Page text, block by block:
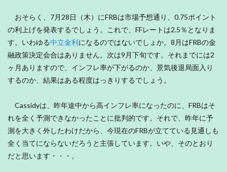
おそらく、7月28日（木）にFRBは市場予想通り、0.75ポイント
の利上げを発表するでしょう。これで、FFレートは2.5％となりま
す。いわゆる中立金利になるのではないでしょか。8月はFRBの金
融政策決定会合はありません。次は9月下旬です。それまでには2
ヶ月ありますので、インフレ率が下がるのか、景気後退局面入り
するのか、結果はある程度はっきりするでしょう。
Cassidyは、昨年途中から高インフレ率になったのに、FRBはそ
れを全く予測できなかったことに批判的です。それで、昨年に予
測を大きく外したわけだから、今現在のFRBが立てている見通しも
全く当てにならないだろうと主張しています。いや、そのとおり
だと思います・・・。